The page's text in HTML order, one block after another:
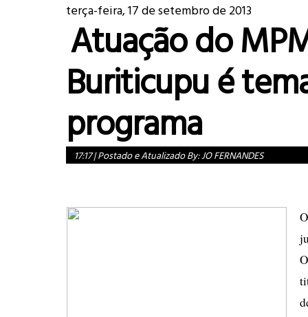
terça-feira, 17 de setembro de 2013
Atuação do
Buriticupu é
programa
17:17|Postado e Atualizado By:JO FERNANDES